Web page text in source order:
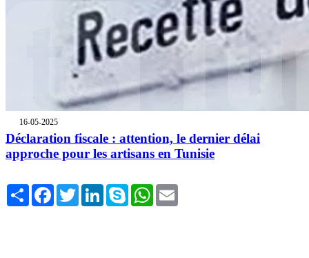
16-05-2025
Déclaration fiscale : attention, le dernier délai
approche pour les artisans en Tunisie
Share FacebookTwitterLinkedInSkype WhatsApp